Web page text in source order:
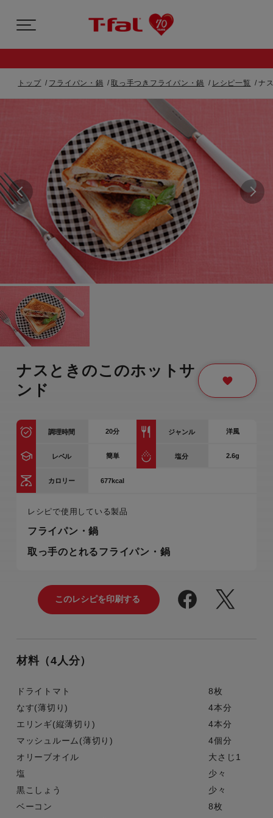
トップ フライパン・鍋 取っ手つきフライパン・鍋 レシピ一覧 ナ
ナスときのこのホットサ
ンド
調理時間 20分 ジャンル 洋風
レベル 簡単 塩分 2.6g
カロリー 677kcal
レシピで使用している製品
フライパン・鍋
取っ手のとれるフライパン・鍋
材料（4人分）
ドライトマト
8枚
なす(薄切り)
4本分
エリンギ(縦薄切り)
4本分
マッシュルーム(薄切り)
4個分
オリーブオイル
大さじ1
塩
少々
黒こしょう
少々
ベーコン
8枚